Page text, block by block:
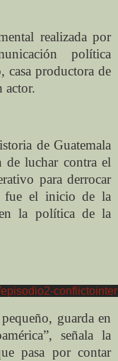
realizada por
política
productora de
actor.
de Guatemala
de luchar contra el
para derrocar
fue el inicio de la
la política de la
guarda en
señala la
pasa por contar